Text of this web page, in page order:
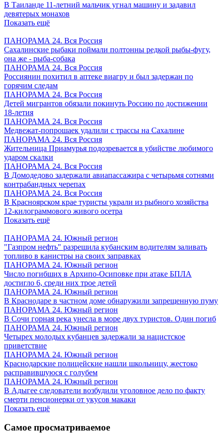
В Таиланде 11-летний мальчик угнал машину и задавил
девятерых монахов
Показать ещё
ПАНОРАМА 24. Вся Россия
Сахалинские рыбаки поймали полтонны редкой рыбы-фугу,
она же - рыба-собака
ПАНОРАМА 24. Вся Россия
Россиянин похитил в аптеке виагру и был задержан по
горячим следам
ПАНОРАМА 24. Вся Россия
Детей мигрантов обязали покинуть Россию по достижении
18-летия
ПАНОРАМА 24. Вся Россия
Медвежат-попрошаек удалили с трассы на Сахалине
ПАНОРАМА 24. Вся Россия
Жительница Приамурья подозревается в убийстве любимого
ударом скалки
ПАНОРАМА 24. Вся Россия
В Домодедово задержали авиапассажира с четырьмя сотнями
контрабандных черепах
ПАНОРАМА 24. Вся Россия
В Красноярском крае туристы украли из рыбного хозяйства
12-килограммового живого осетра
Показать ещё
ПАНОРАМА 24. Южный регион
"Газпром нефть" разрешила кубанским водителям заливать
топливо в канистры на своих заправках
ПАНОРАМА 24. Южный регион
Число погибших в Архипо-Осиповке при атаке БПЛА
достигло 6, среди них трое детей
ПАНОРАМА 24. Южный регион
В Краснодаре в частном доме обнаружили запрещенную пуму
ПАНОРАМА 24. Южный регион
В Сочи горная река унесла в море двух туристов. Один погиб
ПАНОРАМА 24. Южный регион
Четырех молодых кубанцев задержали за нацистское
приветствие
ПАНОРАМА 24. Южный регион
Краснодарские полицейские нашли школьницу, жестоко
расправившуюся с голубем
ПАНОРАМА 24. Южный регион
В Адыгее следователи возбудили уголовное дело по факту
смерти пенсионерки от укусов макаки
Показать ещё
Самое просматриваемое